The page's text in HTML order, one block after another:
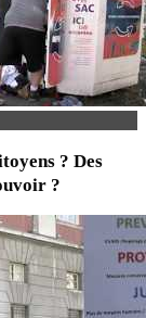
? Des
?